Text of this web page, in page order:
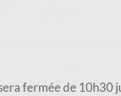
fermée de 10h30